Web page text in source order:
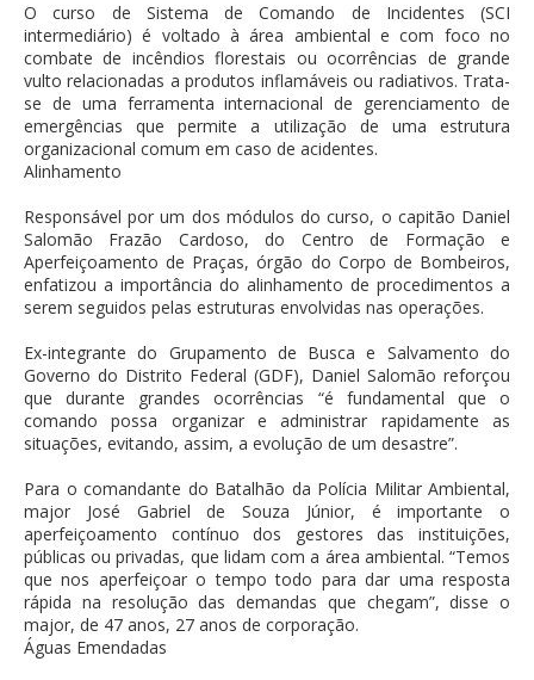
O curso de Sistema de Comando de Incidentes (SCI
intermediário) é voltado à área ambiental e com foco no
combate de incêndios florestais ou ocorrências de grande
vulto relacionadas a produtos inflamáveis ou radiativos. Trata-
se de uma ferramenta internacional de gerenciamento de
emergências que permite a utilização de uma estrutura
organizacional comum em caso de acidentes.
Alinhamento
Responsável por um dos módulos do curso, o capitão Daniel
Salomão Frazão Cardoso, do Centro de Formação e
Aperfeiçoamento de Praças, órgão do Corpo de Bombeiros,
enfatizou a importância do alinhamento de procedimentos a
serem seguidos pelas estruturas envolvidas nas operações.
Ex-integrante do Grupamento de Busca e Salvamento do
Governo do Distrito Federal (GDF), Daniel Salomão reforçou
que durante grandes ocorrências “é fundamental que o
comando possa organizar e administrar rapidamente as
situações, evitando, assim, a evolução de um desastre”.
Para o comandante do Batalhão da Polícia Militar Ambiental,
major José Gabriel de Souza Júnior, é importante o
aperfeiçoamento contínuo dos gestores das instituições,
públicas ou privadas, que lidam com a área ambiental. “Temos
que nos aperfeiçoar o tempo todo para dar uma resposta
rápida na resolução das demandas que chegam”, disse o
major, de 47 anos, 27 anos de corporação.
Águas Emendadas